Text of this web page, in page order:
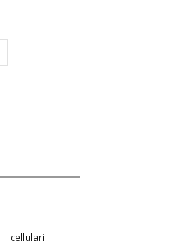
cellulari